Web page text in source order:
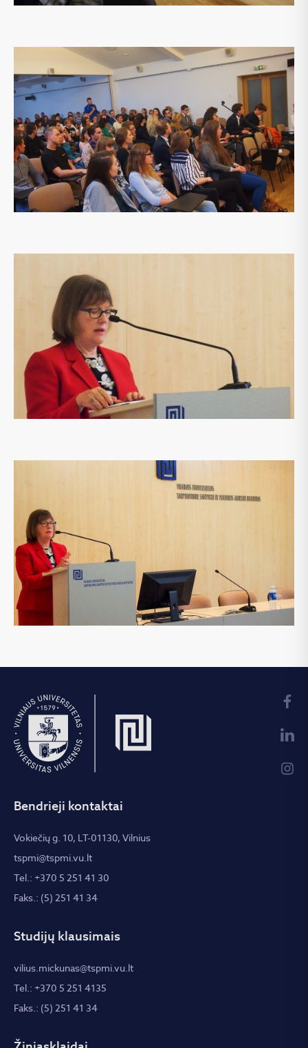
Bendrieji kontaktai
Vokiečių g. 10, LT-01130, Vilnius
tspmi@tspmi.vu.lt
Tel.: +370 5 251 41 30
Faks.: (5) 251 41 34
Studijų klausimais
vilius.mickunas@tspmi.vu.lt
Tel.: +370 5 251 4135
Faks.: (5) 251 41 34